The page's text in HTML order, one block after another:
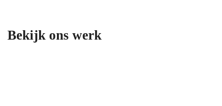
Bekijk ons werk